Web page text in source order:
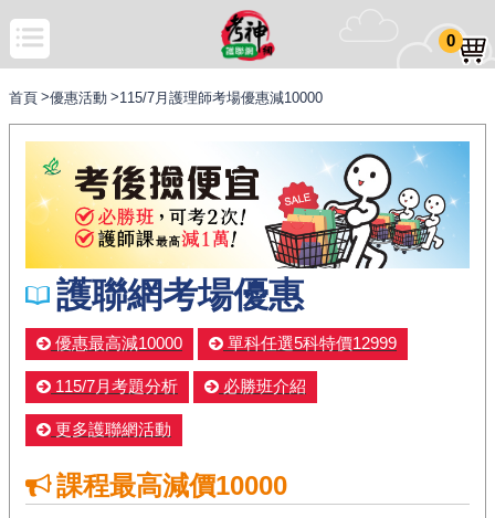
0
首頁 優惠活動 115/7月護理師考場優惠減10000
護聯網考場優惠
優惠最高減10000 單科任選5科特價12999
115/7月考題分析 必勝班介紹
更多護聯網活動
課程最高減價10000